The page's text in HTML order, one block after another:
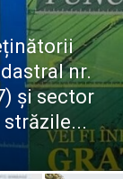
nr.
și sector
străzile...